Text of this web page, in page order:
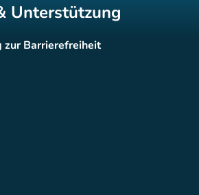
Unterstützung
zur Barrierefreiheit
(new tab)